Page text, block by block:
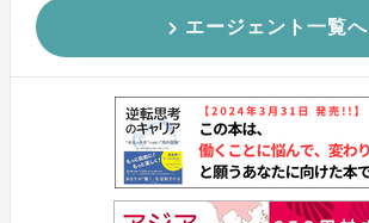
エージェント一覧へ